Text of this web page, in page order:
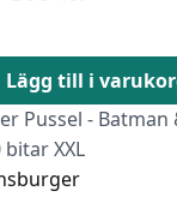
Lägg till i